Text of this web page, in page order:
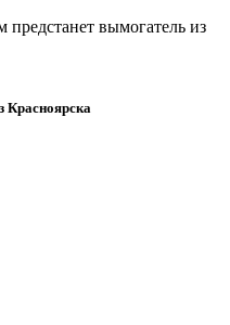
предстанет вымогатель из
Красноярска